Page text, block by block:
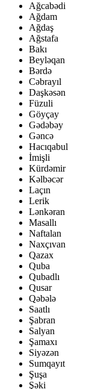
Ağcabədi
Ağdam
Ağdaş
Ağstafa
Bakı
Beyləqan
Bərdə
Cəbrayıl
Daşkəsən
Füzuli
Göyçay
Gədəbəy
Gəncə
Hacıqabul
İmişli
Kürdəmir
Kəlbəcər
Laçın
Lerik
Lənkəran
Masallı
Naftalan
Naxçıvan
Qazax
Quba
Qubadlı
Qusar
Qəbələ
Saatlı
Şabran
Salyan
Şamaxı
Siyəzən
Sumqayıt
Şuşa
Şəki